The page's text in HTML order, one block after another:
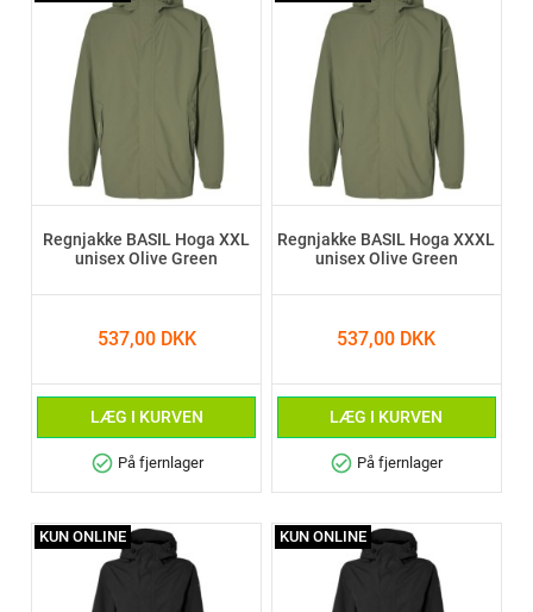
Regnjakke BASIL Hoga XXL
unisex Olive Green
537,00 DKK
LÆG I KURVEN
check_circle På fjernlager
Regnjakke BASIL Hoga XXXL
unisex Olive Green
537,00 DKK
LÆG I KURVEN
check_circle På fjernlager
KUN ONLINE KUN ONLINE